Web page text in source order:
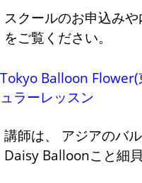
スクールのお申込み
をご覧ください。
Tokyo Balloon Flower(
ュラーレッスン
講師は、 アジアのバ
Daisy Balloonこと細貝